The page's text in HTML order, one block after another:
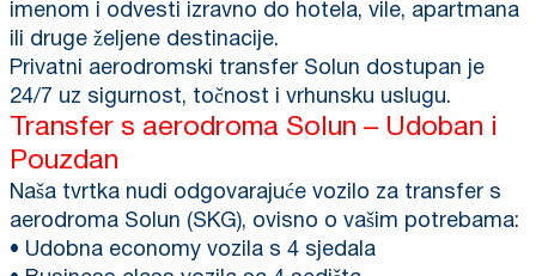
imenom i odvesti izravno do hotela, vile, apartmana
ili druge željene destinacije.
Privatni aerodromski transfer Solun dostupan je
24/7 uz sigurnost, točnost i vrhunsku uslugu.
Transfer s aerodroma Solun – Udoban i
Pouzdan
Naša tvrtka nudi odgovarajuće vozilo za transfer s
aerodroma Solun (SKG), ovisno o vašim potrebama:
• Udobna economy vozila s 4 sjedala